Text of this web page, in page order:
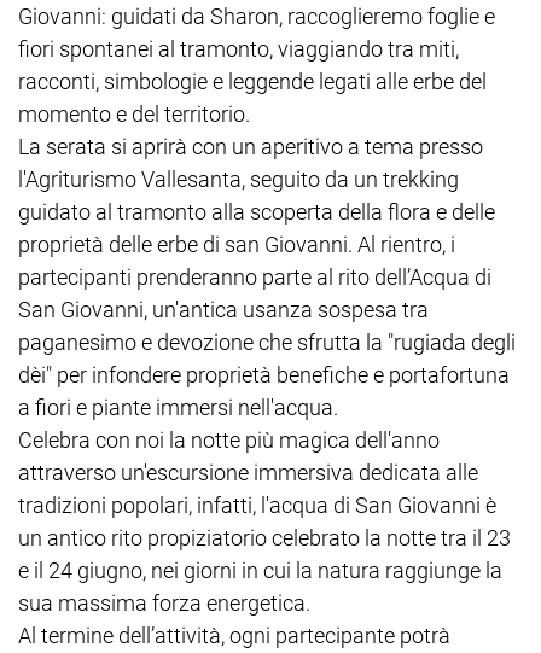
Giovanni: guidati da Sharon, raccoglieremo foglie e
fiori spontanei al tramonto, viaggiando tra miti,
racconti, simbologie e leggende legati alle erbe del
momento e del territorio.
La serata si aprirà con un aperitivo a tema presso
l'Agriturismo Vallesanta, seguito da un trekking
guidato al tramonto alla scoperta della flora e delle
proprietà delle erbe di san Giovanni. Al rientro, i
partecipanti prenderanno parte al rito dell’Acqua di
San Giovanni, un'antica usanza sospesa tra
paganesimo e devozione che sfrutta la "rugiada degli
dèi" per infondere proprietà benefiche e portafortuna
a fiori e piante immersi nell'acqua.
Celebra con noi la notte più magica dell'anno
attraverso un'escursione immersiva dedicata alle
tradizioni popolari, infatti, l'acqua di San Giovanni è
un antico rito propiziatorio celebrato la notte tra il 23
e il 24 giugno, nei giorni in cui la natura raggiunge la
sua massima forza energetica.
Al termine dell’attività, ogni partecipante potrà